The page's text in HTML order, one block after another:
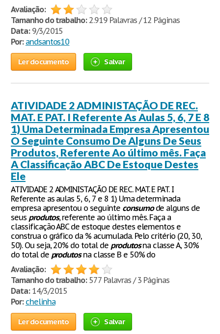
Avaliação:
Tamanho do trabalho:2.919 Palavras / 12 Páginas
Data:9/3/2015
Por: andsantos10
Ler documento Salvar
ATIVIDADE 2 ADMINISTAÇÃO DE REC.
MAT. E PAT. I Referente As Aulas 5, 6, 7 E 8
1) Uma Determinada Empresa Apresentou
O Seguinte Consumo De Alguns De Seus
Produtos, Referente Ao último mês. Faça
A Classificação ABC De Estoque Destes
Ele
ATIVIDADE 2 ADMINISTAÇÃO DE REC. MAT. E PAT. I
Referente as aulas 5, 6, 7 e 8 1) Uma determinada
empresa apresentou o seguinte consumode alguns de
seus produtos, referente ao último mês. Faça a
classificação ABC de estoque destes elementos e
construa o gráfico da % acumulada. Pelo critério (20, 30,
50). Ou seja, 20% do total de produtosna classe A, 30%
do total de produtosna classe B e 50% do
Avaliação:
Tamanho do trabalho:577 Palavras / 3 Páginas
Data:14/3/2015
Por: chelinha
Ler documento Salvar